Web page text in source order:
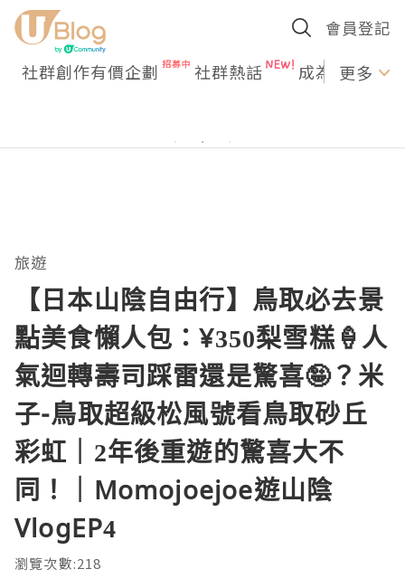
會員登記
社群創作有價企劃 社群熱話 成為U更多
旅遊
【日本山陰自由行】鳥取必去景
點美食懶人包：¥350梨雪糕🍦人
氣迴轉壽司踩雷還是驚喜🤪？米
子-鳥取超級松風號看鳥取砂丘
彩虹｜2年後重遊的驚喜大不
同！｜Momojoejoe遊山陰
VlogEP4
瀏覽次數:218